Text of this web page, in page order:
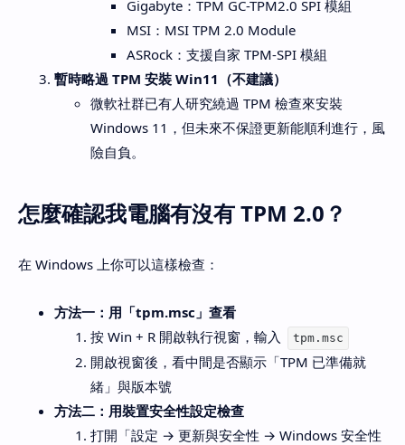
Gigabyte：TPM GC-TPM2.0 SPI 模組
MSI：MSI TPM 2.0 Module
ASRock：支援自家 TPM-SPI 模組
暫時略過 TPM 安裝 Win11（不建議）
微軟社群已有人研究繞過 TPM 檢查來安裝
Windows 11，但未來不保證更新能順利進行，風
險自負。
怎麼確認我電腦有沒有 TPM 2.0？
在 Windows 上你可以這樣檢查：
方法一：用「tpm.msc」查看
按 Win + R 開啟執行視窗，輸入
tpm.msc
開啟視窗後，看中間是否顯示「TPM 已準備就
緒」與版本號
方法二：用裝置安全性設定檢查
打開「設定 → 更新與安全性 → Windows 安全性